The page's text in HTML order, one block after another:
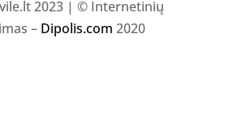
2023 | © Internetinių
– Dipolis.com 2020